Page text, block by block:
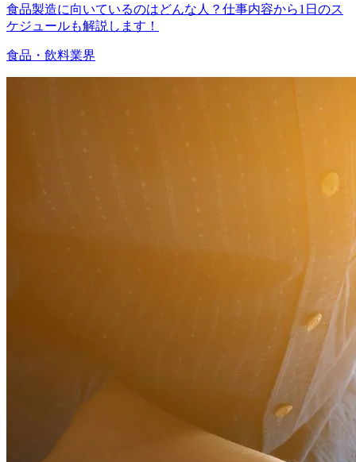
食品製造に向いているのはどんな人？仕事内容から1日のス
ケジュールも解説します！
食品・飲料業界